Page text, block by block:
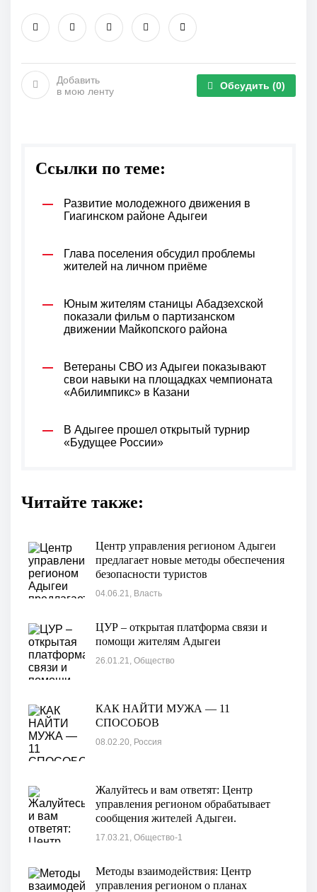
Добавить
в мою ленту
Обсудить (0)
Ссылки по теме:
Развитие молодежного движения в
Гиагинском районе Адыгеи
Глава поселения обсудил проблемы
жителей на личном приёме
Юным жителям станицы Абадзехской
показали фильм о партизанском
движении Майкопского района
Ветераны СВО из Адыгеи показывают
свои навыки на площадках чемпионата
«Абилимпикс» в Казани
В Адыгее прошел открытый турнир
«Будущее России»
Читайте также:
Центр управления регионом Адыгеи
предлагает новые методы обеспечения
безопасности туристов
04.06.21, Власть
ЦУР – открытая платформа связи и
помощи жителям Адыгеи
26.01.21, Общество
КАК НАЙТИ МУЖА — 11
СПОСОБОВ
08.02.20, Россия
Жалуйтесь и вам ответят: Центр
управления регионом обрабатывает
сообщения жителей Адыгеи.
17.03.21, Общество-1
Методы взаимодействия: Центр
управления регионом о планах